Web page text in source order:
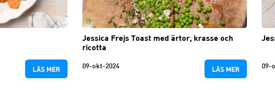
LÄS MER
Jessica Frejs Toast med ärtor, krasse och
ricotta
09-okt-2024 LÄS MER 09-